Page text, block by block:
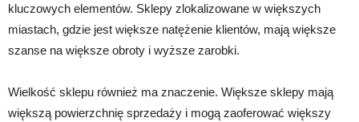
kluczowych elementów. Sklepy zlokalizowane w większych
miastach, gdzie jest większe natężenie klientów, mają większe
szanse na większe obroty i wyższe zarobki.
Wielkość sklepu również ma znaczenie. Większe sklepy mają
większą powierzchnię sprzedaży i mogą zaoferować większy